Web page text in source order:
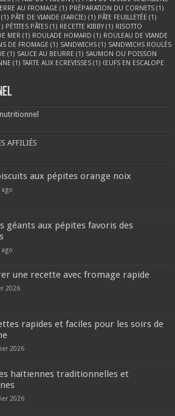
AU FROMAGE (1) PRÉPARATION DU CORNETS (1)
(1) PÂTE DE VIANDE (FARCIE) (1) PÂTE FEUILLETÉE (1)
PÉTITES PÂTES (1) RECETTE KIBBY (1) RISOTTO
MER (1) ROULADE HOMARD (1) ROULEAU DE VIANDE
DE FROMAGE (1) SANDWICHS (1) SANDWICHS ROULÉS
(1) SAUCE AU BEURRE (1) SAUMON OU POISSON
(1) TARTE AUX ECREVISSES (1) ŒUFS EN ESCALOPE
AFFILIÉS
aux pépites orange noix
ago
géants aux pépites favoris des
ago
une recette avec fromage rapide
2026
rapides et faciles pour les soirs de
2026
haïtiennes traditionnelles et
2026